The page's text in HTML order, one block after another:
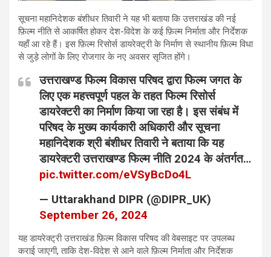
सूचना महानिदेशक बंशीधर तिवारी ने यह भी बताया कि उत्तराखंड की नई
फ़िल्म नीति से आकर्षित होकर देश-विदेश के कई फ़िल्म निर्माता और निर्देशक
यहाँ आ रहे हैं। इस फ़िल्म रिसोर्स डायरेक्ट्री के निर्माण से स्थानीय फ़िल्म विधा
से जुड़े लोगों के लिए रोजगार के नए अवसर सृजित होंगे।
उत्तराखण्ड फिल्म विकास परिषद द्वारा फिल्म जगत के
लिए एक महत्त्वपूर्ण पहल के तहत फिल्म रिसोर्स
डायरेक्टरी का निर्माण किया जा रहा है। इस संबंध में
परिषद के मुख्य कार्यकारी अधिकारी और सूचना
महानिदेशक श्री बंशीधर तिवारी ने बताया कि यह
डायरेक्टरी उत्तराखण्ड फिल्म नीति 2024 के अंतर्गत…
pic.twitter.com/eVSyBcDo4L
— Uttarakhand DIPR (@DIPR_UK)
September 26, 2024
यह डायरेक्ट्री उत्तराखंड फ़िल्म विकास परिषद की वेबसाइट पर उपलब्ध
कराई जाएगी, ताकि देश-विदेश से आने वाले फ़िल्म निर्माता और निर्देशक